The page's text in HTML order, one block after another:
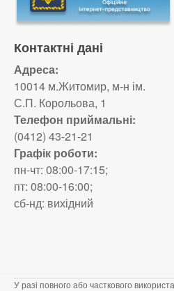
Контактні дані
Адреса:
10014 м.Житомир, м-н ім.
С.П. Корольова, 1
Телефон приймальні:
(0412) 43-21-21
Графік роботи:
пн-чт: 08:00-17:15;
пт: 08:00-16:00;
сб-нд: вихідний
У разі повного або часткового